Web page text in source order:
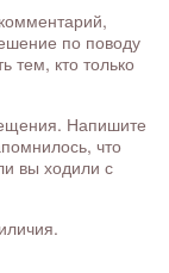
по поводу
тем, кто только
Напишите
что
вы ходили с